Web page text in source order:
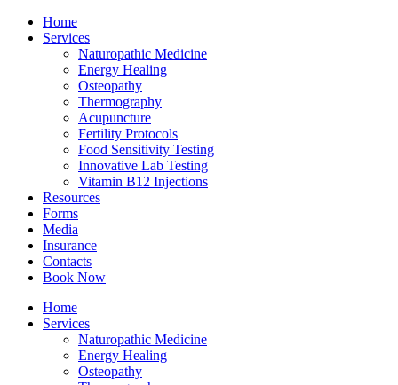
Home
Services
Naturopathic Medicine
Energy Healing
Osteopathy
Thermography
Acupuncture
Fertility Protocols
Food Sensitivity Testing
Innovative Lab Testing
Vitamin B12 Injections
Resources
Forms
Media
Insurance
Contacts
Book Now
Home
Services
Naturopathic Medicine
Energy Healing
Osteopathy